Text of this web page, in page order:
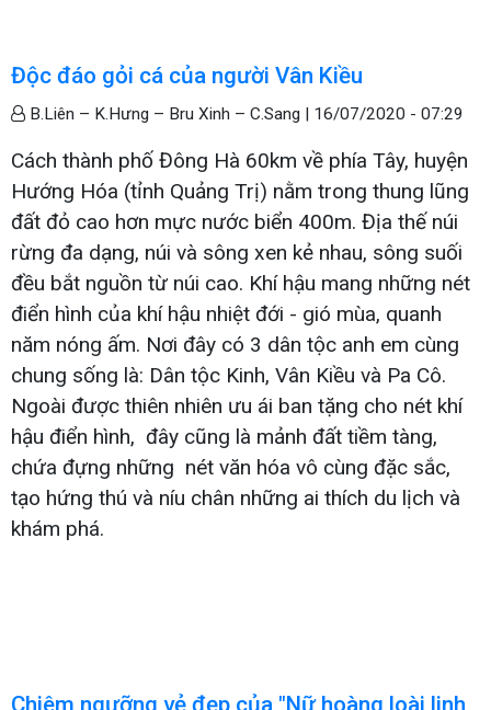
Độc đáo gỏi cá của người Vân Kiều
B.Liên – K.Hưng – Bru Xinh – C.Sang | 16/07/2020 - 07:29
Cách thành phố Đông Hà 60km về phía Tây, huyện
Hướng Hóa (tỉnh Quảng Trị) nằm trong thung lũng
đất đỏ cao hơn mực nước biển 400m. Địa thế núi
rừng đa dạng, núi và sông xen kẻ nhau, sông suối
đều bắt nguồn từ núi cao. Khí hậu mang những nét
điển hình của khí hậu nhiệt đới - gió mùa, quanh
năm nóng ấm. Nơi đây có 3 dân tộc anh em cùng
chung sống là: Dân tộc Kinh, Vân Kiều và Pa Cô.
Ngoài được thiên nhiên ưu ái ban tặng cho nét khí
hậu điển hình, đây cũng là mảnh đất tiềm tàng,
chứa đựng những nét văn hóa vô cùng đặc sắc,
tạo hứng thú và níu chân những ai thích du lịch và
khám phá.
Chiêm ngưỡng vẻ đẹp của "Nữ hoàng loài linh